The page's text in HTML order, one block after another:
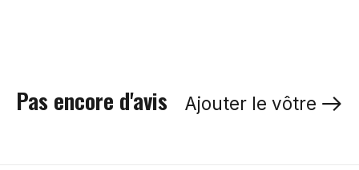
Pas encore d'avis Ajouter le vôtre